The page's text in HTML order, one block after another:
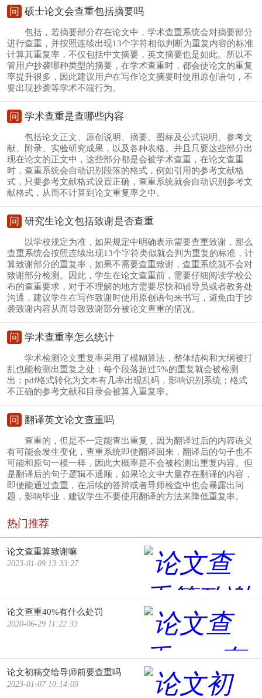
问 硕士论文会查重包括摘要吗
包括，若摘要部分存在论文中，学术查重系统会对摘要部分
进行查重，并按照连续出现13个字符相似判断为重复内容的标准
计算其重复率，不仅包括中文摘要，英文摘要也是如此。所以不
管用户抄袭哪种类型的摘要，在学术查重时，都会使论文的重复
率提升很多，因此建议用户在写作论文摘要时使用原创语句，不
要出现抄袭等学术不端行为。
问 学术查重是查哪些内容
包括论文正文、原创说明、摘要、图标及公式说明、参考文
献、附录、实验研究成果，以及各种表格。并且只要这些部分出
现在论文的正文中，这些部分都是会被学术查重，在论文查重
时，查重系统会自动识别段落的格式，例如引用的参考文献格
式，只要参考文献格式设置正确，查重系统就会自动识别参考文
献格式，从而不计算到论文重复率之中。
问 研究生论文包括致谢是否查重
以学校规定为准，如果规定中明确表示需要查重致谢，那么
查重系统会按照连续出现13个字符类似就会判为重复的标准，计
算致谢部分的重复率，如果不需要查重致谢，查重系统就不会对
致谢部分检测。因此，学生在论文查重前，需要仔细阅读学校公
布的查重要求，对于不理解的地方需要尽快和辅导员或者教务处
沟通，建议学生在写作致谢时使用原创语句来书写，避免由于抄
袭致谢内容从而导致致谢部分被论文查重的情况。
问 学术查重率怎么统计
学术检测论文重复率采用了模糊算法，整体结构和大纲被打
乱也能检测出重复之处；每个段落超过5%的重复就会被检测
出；pdf格式转化为文本有几率出现乱码，影响识别系统；格式
不正确的参考文献和目录会被算入重复率。
问 翻译英文论文查重吗
查重的，但是不一定能查出重复，因为翻译过后的内容语义
有可能会发生变化，查重系统即使翻译回来，翻译后的句子也不
可能和原句一模一样，因此大概率是不会被检测出重复内容。但
是翻译后的句子逻辑不通顺，如果论文中大量存在翻译的内容，
即便能通过查重，在后续的答辩或者导师检查中也会暴露出问
题，影响毕业，建议学生不要使用翻译的方法来降低重复率。
热门推荐
论文查重算致谢嘛
2023-01-09 13:33:27
论文查重40%有什么处罚
2020-06-29 11:22:33
论文初稿交给导师前要查重吗
2023-01-07 10:14:09